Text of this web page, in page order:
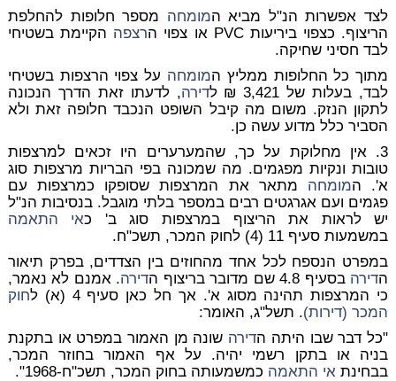
לצד אפשרות הנ"ל מביא המומחה מספר חלופות להחלפת
הריצוף. כצפוי ביריעות PVC או צפוי ה
רצפה הקיימת בשטיחי
לבד חסיני שחיקה.
מתוך כל החלופות ממליץ המומחה על צפוי הרצפות בשטיחי
לבד, בעלות של 3,421 ₪ ל
דירה, לדעתו זאת הדרך הנכונה
לתקון הנזק. משום מה קיבל השופט הנכבד חלופה זאת ולא
הסביר כלל מדוע עשה כן.
3. אין מחלוקת על כך, שהמערערים היו זכאים למרצפות
טובות ונקיות מפגמים. מה שמכונה בפי הבריות מרצפות סוג
א'. המומחה מתאר את המרצפות שסופקו כמרצפות עם
פגמים ועם אגרגטים רבים במספר בלתי מוגבל. בנסיבות הנ"ל
יש לראות את הריצוף במרצפות סוג ב' כאי התאמה
במשמעות סעיף 11 (4) לחוק המכר, תשכ"ח.
במפרט הנספח לכל אחד מהחוזים בין הצדדים, בפרק תיאור
הדירה בסעיף 4.8 שם מדובר בריצוף ה דירה. אמנם לא נאמר,
כי המרצפות תהינה מסוג א'. אך חל כאן סעיף 4 (א) ל
חוק
המכר (דירות). תשל"ג, האומר:
"כל דבר שבו היתה הדירה שונה מן האמור במפרט או בתקנת
בניה או בתקן רשמי יהיה. על אף האמור בחוזר המכר,
בבחינת אי התאמה כמשמעותה בחוק המכר, תשכ"ח-1968".